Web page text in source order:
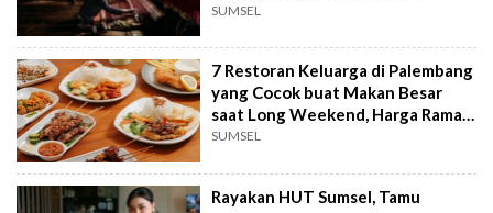
SUMSEL
7 Restoran Keluarga di Palembang
yang Cocok buat Makan Besar
saat Long Weekend, Harga Ramah
Kantong
SUMSEL
Rayakan HUT Sumsel, Tamu